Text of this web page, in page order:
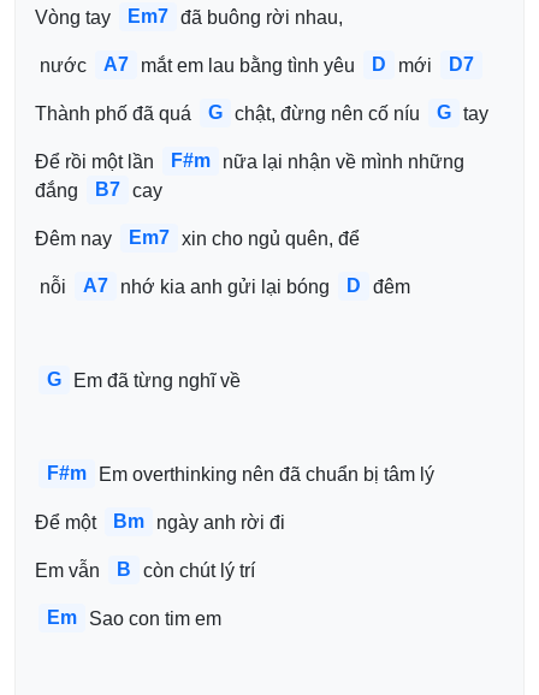
Vòng tay Em7 đã buông rời nhau,
nước A7 mắt em lau bằng tình yêu D mới D7
Thành phố đã quá G chật, đừng nên cố níu G tay
Để rồi một lần F#m
nữa lại nhận về mình những
đắng
B7 cay
Đêm nay Em7 xin cho ngủ quên, để
nỗi A7 nhớ kia anh gửi lại bóng D đêm
G Em đã từng nghĩ về
F#m Em overthinking nên đã chuẩn bị tâm lý
Để một Bm ngày anh rời đi
Em vẫn B còn chút lý trí
Em Sao con tim em